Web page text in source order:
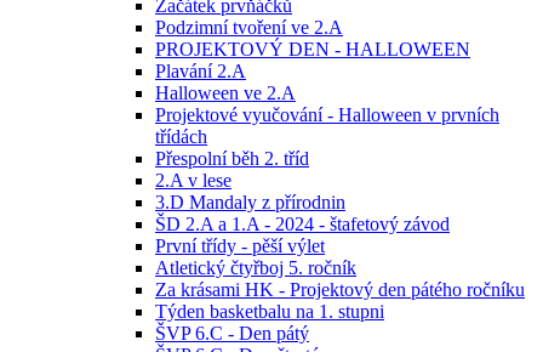
Začátek prvňáčků
Podzimní tvoření ve 2.A
PROJEKTOVÝ DEN - HALLOWEEN
Plavání 2.A
Halloween ve 2.A
Projektové vyučování - Halloween v prvních
třídách
Přespolní běh 2. tříd
2.A v lese
3.D Mandaly z přírodnin
ŠD 2.A a 1.A - 2024 - štafetový závod
První třídy - pěší výlet
Atletický čtyřboj 5. ročník
Za krásami HK - Projektový den pátého ročníku
Týden basketbalu na 1. stupni
ŠVP 6.C - Den pátý